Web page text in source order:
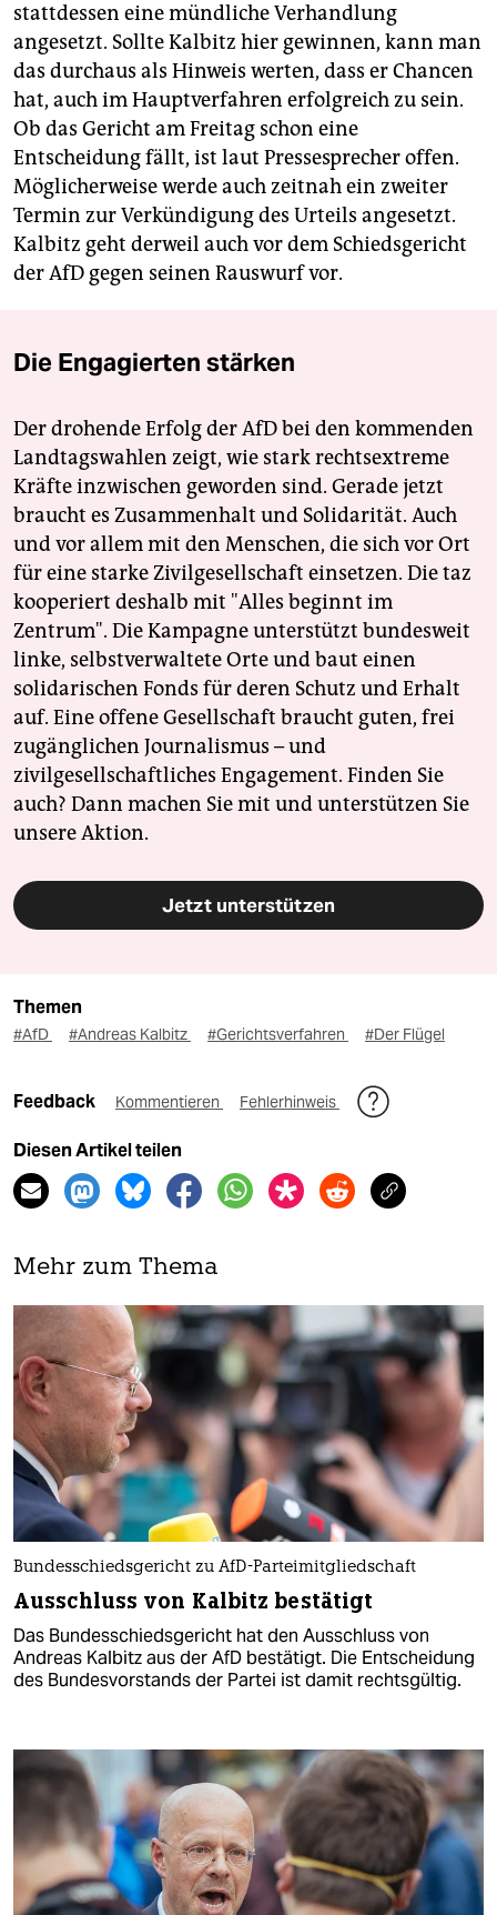
stattdessen eine mündliche Verhandlung
angesetzt. Sollte Kalbitz hier gewinnen, kann man
das durchaus als Hinweis werten, dass er Chancen
hat, auch im Hauptverfahren erfolgreich zu sein.
Ob das Gericht am Freitag schon eine
Entscheidung fällt, ist laut Pressesprecher offen.
Möglicherweise werde auch zeitnah ein zweiter
Termin zur Verkündigung des Urteils angesetzt.
Kalbitz geht derweil auch vor dem Schiedsgericht
der AfD gegen seinen Rauswurf vor.
Die Engagierten stärken
Der drohende Erfolg der AfD bei den kommenden
Landtagswahlen zeigt, wie stark rechtsextreme
Kräfte inzwischen geworden sind. Gerade jetzt
braucht es Zusammenhalt und Solidarität. Auch
und vor allem mit den Menschen, die sich vor Ort
für eine starke Zivilgesellschaft einsetzen. Die taz
kooperiert deshalb mit "Alles beginnt im
Zentrum". Die Kampagne unterstützt bundesweit
linke, selbstverwaltete Orte und baut einen
solidarischen Fonds für deren Schutz und Erhalt
auf. Eine offene Gesellschaft braucht guten, frei
zugänglichen Journalismus – und
zivilgesellschaftliches Engagement. Finden Sie
auch? Dann machen Sie mit und unterstützen Sie
unsere Aktion.
Jetzt unterstützen
Themen
#AfD #Andreas Kalbitz #Gerichtsverfahren #Der Flügel
Feedback Kommentieren Fehlerhinweis
Diesen Artikel teilen
Mehr zum Thema
Bundesschiedsgericht zu AfD-Parteimitgliedschaft
Ausschluss von Kalbitz bestätigt
Das Bundesschiedsgericht hat den Ausschluss von
Andreas Kalbitz aus der AfD bestätigt. Die Entscheidung
des Bundesvorstands der Partei ist damit rechtsgültig.